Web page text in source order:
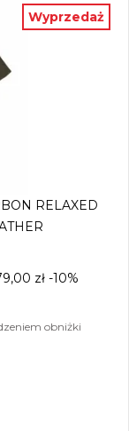
Wyprzedaż
RELAXED
zł -10%
obniżki